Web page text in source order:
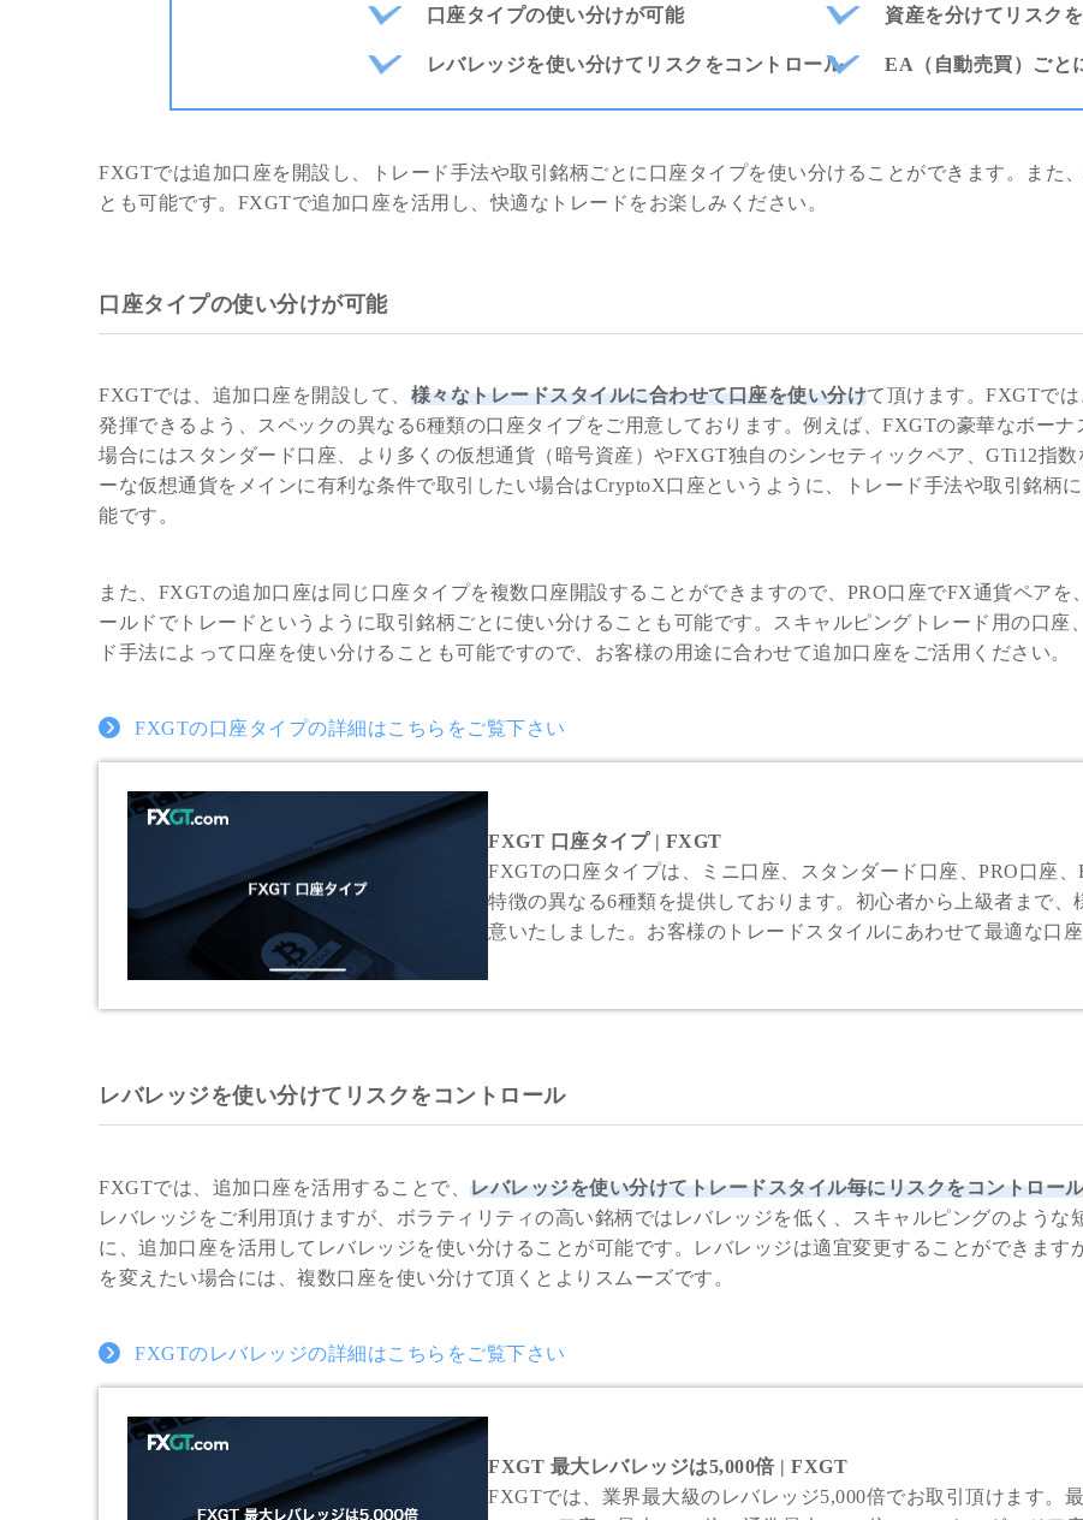
口座タイプの使い分けが可能
レバレッジを使い分けてリスクをコントロール
資産を分けてリスク
EA（自動売買）ごと
FXGTでは追加口座を開設し、トレード手法や取引銘柄ごとに口座タイプを使い分けることができます。また
とも可能です。FXGTで追加口座を活用し、快適なトレードをお楽しみください。
口座タイプの使い分けが可能
FXGTでは、追加口座を開設して、 様々なトレードスタイルに合わせて口座を使い分けて頂けます。FXGTで
発揮できるよう、スペックの異なる6種類の口座タイプをご用意しております。例えば、FXGTの豪華なボー
場合にはスタンダード口座、より多くの仮想通貨（暗号資産）やFXGT独自のシンセティックペア、GTi12指
ーな仮想通貨をメインに有利な条件で取引したい場合はCryptoX口座というように、トレード手法や取引銘柄
能です。
また、FXGTの追加口座は同じ口座タイプを複数口座開設することができますので、PRO口座でFX通貨ペア
ールドでトレードというように取引銘柄ごとに使い分けることも可能です。スキャルピングトレード用の口
ド手法によって口座を使い分けることも可能ですので、お客様の用途に合わせて追加口座をご活用ください。
FXGTの口座タイプの詳細はこちらをご覧下さい
FXGT 口座タイプ | FXGT
FXGTの口座タイプは、ミニ口座、スタンダード口座、PRO口座
特徴の異なる6種類を提供しております。初心者から上級者まで
意いたしました。お客様のトレードスタイルにあわせて最適な口
レバレッジを使い分けてリスクをコントロール
FXGTでは、追加口座を活用することで、 レバレッジを使い分けてトレードスタイル毎にリスクをコントロー
レバレッジをご利用頂けますが、ボラティリティの高い銘柄ではレバレッジを低く、スキャルピングのような
に、追加口座を活用してレバレッジを使い分けることが可能です。レバレッジは適宜変更することができま
を変えたい場合には、複数口座を使い分けて頂くとよりスムーズです。
FXGTのレバレッジの詳細はこちらをご覧下さい
FXGT 最大レバレッジは5,000倍 | FXGT
FXGTでは、業界最大級のレバレッジ5,000倍でお取引頂けます。